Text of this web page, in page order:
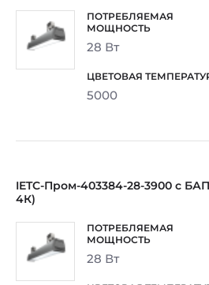
28 Вт
5000
IETC-Пром-403384-28-3900 с
4К)
28 Вт